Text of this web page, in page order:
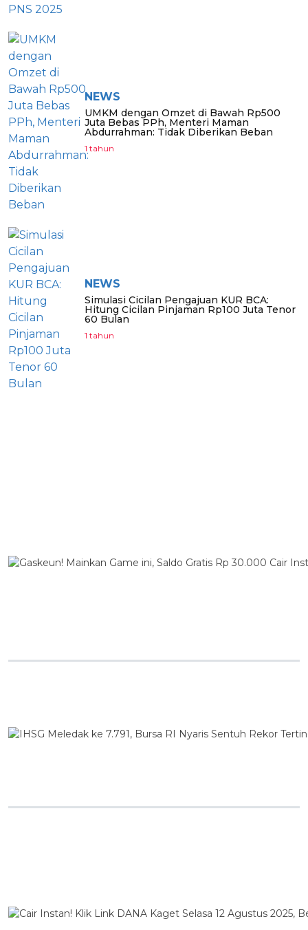
NEWS
UMKM dengan Omzet di Bawah Rp500
Juta Bebas PPh, Menteri Maman
Abdurrahman: Tidak Diberikan Beban
1 tahun
NEWS
Simulasi Cicilan Pengajuan KUR BCA:
Hitung Cicilan Pinjaman Rp100 Juta Tenor
60 Bulan
1 tahun